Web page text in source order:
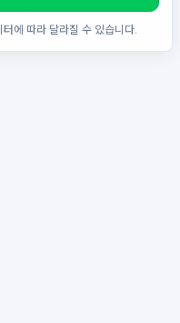
에 따라 달라질 수 있습니다.